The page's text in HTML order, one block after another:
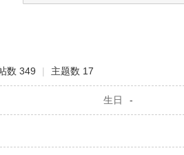
数 349 | 主题数 17
生日 -